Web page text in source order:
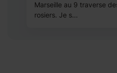
Marseille au 9 traverse
rosiers. Je s...